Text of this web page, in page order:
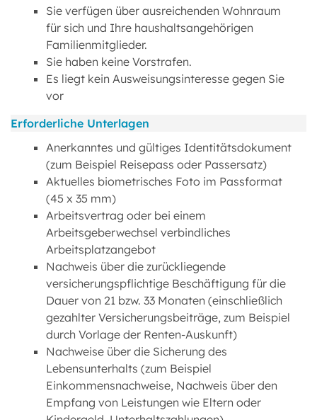
Sie verfügen über ausreichenden Wohnraum
für sich und Ihre haushaltsangehörigen
Familienmitglieder.
Sie haben keine Vorstrafen.
Es liegt kein Ausweisungsinteresse gegen Sie
vor
Erforderliche Unterlagen
Anerkanntes und gültiges Identitätsdokument
(zum Beispiel Reisepass oder Passersatz)
Aktuelles biometrisches Foto im Passformat
(45 x 35 mm)
Arbeitsvertrag oder bei einem
Arbeitsgeberwechsel verbindliches
Arbeitsplatzangebot
Nachweis über die zurückliegende
versicherungspflichtige Beschäftigung für die
Dauer von 21 bzw. 33 Monaten (einschließlich
gezahlter Versicherungsbeiträge, zum Beispiel
durch Vorlage der Renten-Auskunft)
Nachweise über die Sicherung des
Lebensunterhalts (zum Beispiel
Einkommensnachweise, Nachweis über den
Empfang von Leistungen wie Eltern oder